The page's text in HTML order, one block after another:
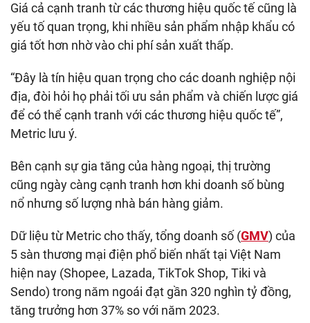
Giá cả cạnh tranh từ các thương hiệu quốc tế cũng là
yếu tố quan trọng, khi nhiều sản phẩm nhập khẩu có
giá tốt hơn nhờ vào chi phí sản xuất thấp.
“Đây là tín hiệu quan trọng cho các doanh nghiệp nội
địa, đòi hỏi họ phải tối ưu sản phẩm và chiến lược giá
để có thể cạnh tranh với các thương hiệu quốc tế”,
Metric lưu ý.
Bên cạnh sự gia tăng của hàng ngoại, thị trường
cũng ngày càng cạnh tranh hơn khi doanh số bùng
nổ nhưng số lượng nhà bán hàng giảm.
Dữ liệu từ Metric cho thấy, tổng doanh số (GMV) của
5 sàn thương mại điện phổ biến nhất tại Việt Nam
hiện nay (Shopee, Lazada, TikTok Shop, Tiki và
Sendo) trong năm ngoái đạt gần 320 nghìn tỷ đồng,
tăng trưởng hơn 37% so với năm 2023.